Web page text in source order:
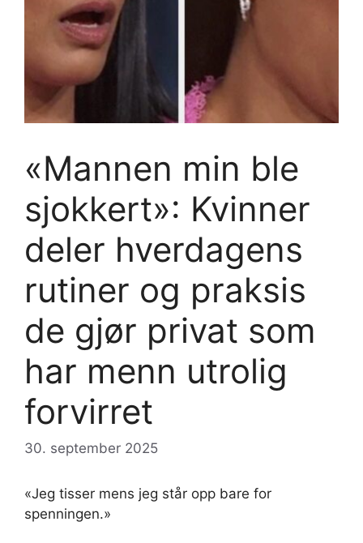
«Mannen min ble
sjokkert»: Kvinner
deler hverdagens
rutiner og praksis
de gjør privat som
har menn utrolig
forvirret
30. september 2025
«Jeg tisser mens jeg står opp bare for
spenningen.»